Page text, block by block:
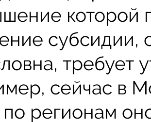
которой
субсидии,
требует
сейчас в
по регионам